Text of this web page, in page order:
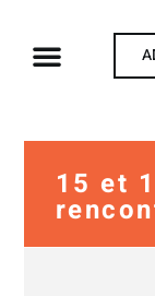
15 et